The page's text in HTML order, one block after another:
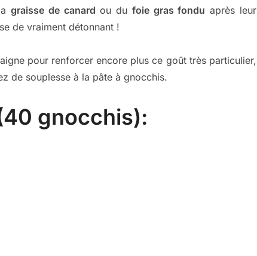
graisse de canard ou du foie gras fondu après leur
de vraiment détonnant !
pour renforcer encore plus ce goût très particulier,
de souplesse à la pâte à gnocchis.
gnocchis):